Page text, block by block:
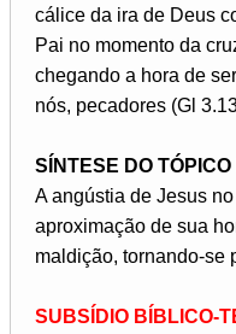
cálice da ira de Deus
Pai no momento da
chegando a hora de
nós, pecadores (Gl
SÍNTESE DO TÓPICO II
A angústia de Jesus
aproximação de sua
maldição, tornando-se
SUBSÍDIO BÍBLICO-